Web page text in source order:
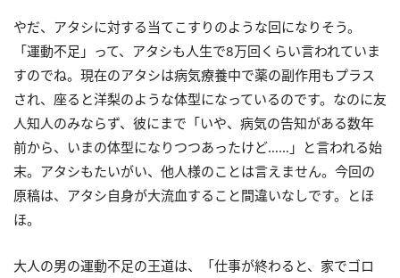
やだ、アタシに対する当てこすりのような回になりそう。
「運動不足」って、アタシも人生で8万回くらい言われていま
すのでね。現在のアタシは病気療養中で薬の副作用もプラス
され、座ると洋梨のような体型になっているのです。なのに友
人知人のみならず、彼にまで「いや、病気の告知がある数年
前から、いまの体型になりつつあったけど……」と言われる始
末。アタシもたいがい、他人様のことは言えません。今回の
原稿は、アタシ自身が大流血すること間違いなしです。とほ
ほ。
大人の男の運動不足の王道は、「仕事が終わると、家でゴロ